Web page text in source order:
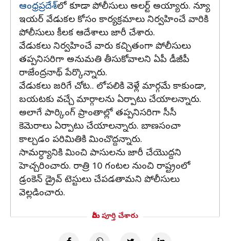
ఆంధ్రప్రదేశ్‌లో కూడా పోలీసులు అలర్ట్ అయ్యారు. న్యూ
ఇయర్ వేడుకల కోసం కార్యక్రమాలు నిర్వహించే వారికి
పోలీసులు కీలక ఆదేశాలు జారీ చేశారు.
వేడుకలు నిర్వహించే వారు కచ్చితంగా పోలీసులు
తప్పనిసరిగా అనుమతి తీసుకోవాలని ఏపీ డీజీపీ
రాజేంద్రనాథ్ పేర్కొన్నారు.
వేడుకలు జరిగే చోట.. లోపలికి వెళ్లే మార్గమే కాకుండా,
బయటకు వచ్చే మార్గాలను ఏర్పాటు చేయాలన్నారు.
అలాగే పార్కింగ్ ప్రాంతాల్లో తప్పనిసరిగా సీసీ
కెమెరాలు ఏర్పాటు చేయాలన్నారు. బాణసంచా
కాల్చడం పరిమితికి మించొద్దన్నారు.
సామర్ధ్యానికి మించి పాసులను జారీ చేయొద్దని
హెచ్చరించారు. రాత్రి 10 గంటల నుంచి రాష్ట్రంలో
డ్రంకెన్ డ్రైవ్ టెస్టులు చేపడతామని పోలీసులు
వెల్లడించారు.
మీరు పూర్తి చేశారు